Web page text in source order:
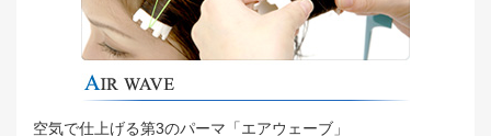
空気で仕上げる第3のパーマ「エアウェーブ」